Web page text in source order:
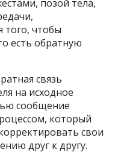
позой тела,
того, чтобы
есть обратную
связь
на исходное
сообщение
который
свои
друг к другу.